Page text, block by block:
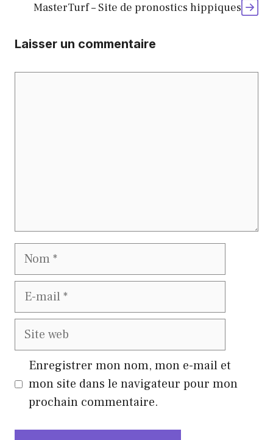
MasterTurf – Site de pronostics hippiques
Laisser un commentaire
Nom
E-
mail
Site
web
Enregistrer mon nom, mon e-mail et
mon site dans le navigateur pour mon
prochain commentaire.